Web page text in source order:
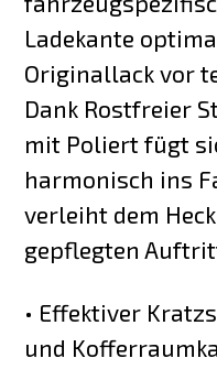
Ladekante
Originallack vor
Dank Rostfreier
mit Poliert fügt
harmonisch ins
verleiht dem
gepflegten
• Effektiver
und